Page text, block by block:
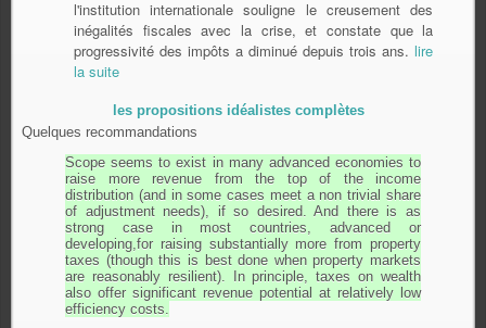
l'institution internationale souligne le creusement des
inégalités fiscales avec la crise, et constate que la
progressivité des impôts a diminué depuis trois ans.lire
la suite
les propositions idéalistes complètes
Quelques recommandations
Scope seems to exist in many advanced economies to
raise more revenue from the top of the income
distribution (and in some cases meet a non trivial share
of adjustment needs), if so desired. And there is as
strong case in most countries, advanced or
developing,for raising substantially more from property
taxes (though this is best done when property markets
are reasonably resilient). In principle, taxes on wealth
also offer significant revenue potential at relatively low
efficiency costs.